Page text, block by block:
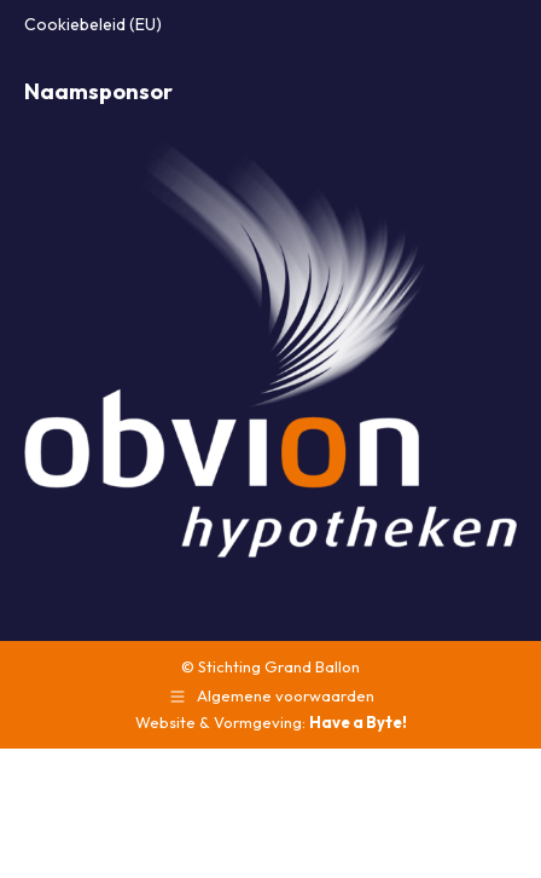
Cookiebeleid (EU)
Naamsponsor
© Stichting Grand Ballon
Algemene voorwaarden
Website & Vormgeving: Have a Byte!